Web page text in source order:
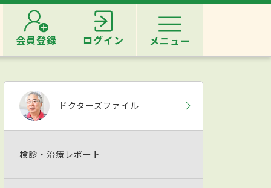
会員登録 ログイン メニュー
ドクターズファイル
検診・治療レポート